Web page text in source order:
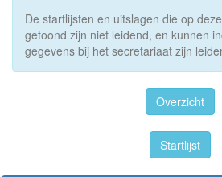
De startlijsten en uitslagen die op
getoond zijn niet leidend, en kunnen
gegevens bij het secretariaat zijn
Overzicht
Startlijst